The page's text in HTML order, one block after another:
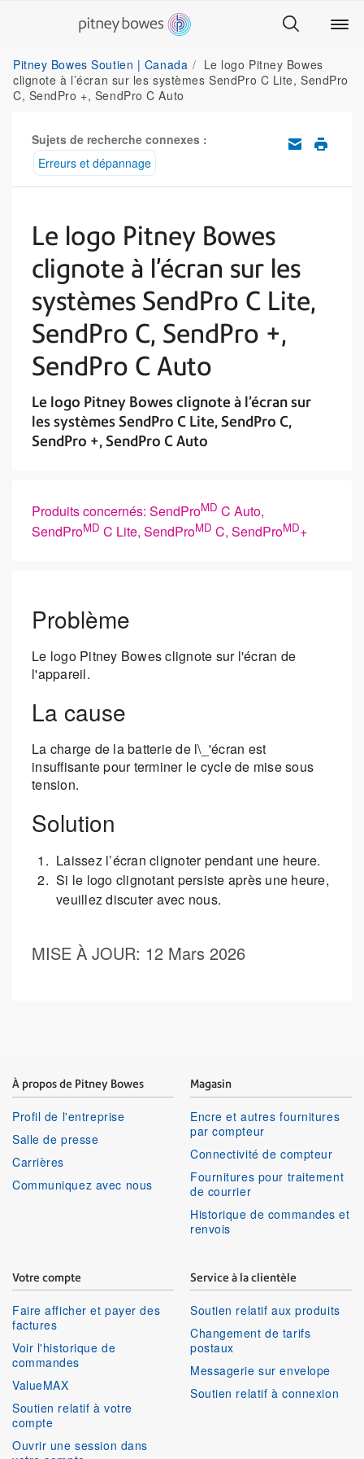
Pitney Bowes Soutien | Canada
Le logo Pitney Bowes
clignote à l’écran sur les systèmes SendPro C Lite, SendPro
C, SendPro +, SendPro C Auto
Sujets de recherche connexes :
Erreurs et dépannage
Le logo Pitney Bowes
clignote à l’écran sur les
systèmes SendPro C Lite,
SendPro C, SendPro +,
SendPro C Auto
Le logo Pitney Bowes clignote à l’écran sur
les systèmes SendPro C Lite, SendPro C,
SendPro +, SendPro C Auto
Produits concernés: SendProMD C Auto,
SendProMD C Lite, SendProMD C, SendProMD+
Problème
Le logo Pitney Bowes clignote sur l'écran de
l'appareil.
La cause
La charge de la batterie de l\_'écran est
insuffisante pour terminer le cycle de mise sous
tension.
Solution
Laissez l’écran clignoter pendant une heure.
Si le logo clignotant persiste après une heure,
veuillez discuter avec nous.
MISE À JOUR: 12 Mars 2026
À propos de Pitney Bowes
Profil de l'entreprise
Salle de presse
Carrières
Communiquez avec nous
Magasin
Encre et autres fournitures
par compteur
Connectivité de compteur
Fournitures pour traitement
de courrier
Historique de commandes et
renvois
Votre compte
Faire afficher et payer des
factures
Voir l'historique de
commandes
ValueMAX
Soutien relatif à votre
compte
Ouvrir une session dans
Service à la clientèle
Soutien relatif aux produits
Changement de tarifs
postaux
Messagerie sur envelope
Soutien relatif à connexion